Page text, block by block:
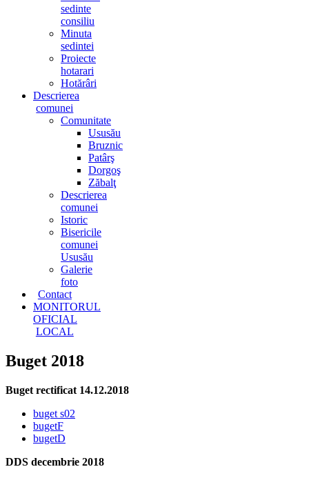
sedinte
consiliu
Minuta
sedintei
Proiecte
hotarari
Hotărâri
Descrierea
comunei
Comunitate
Ususău
Bruznic
Patârş
Dorgoş
Zăbalţ
Descrierea
comunei
Istoric
Bisericile
comunei
Ususău
Galerie
foto
Contact
MONITORUL
OFICIAL
LOCAL
Buget 2018
Buget rectificat 14.12.2018
buget s02
bugetF
bugetD
DDS decembrie 2018